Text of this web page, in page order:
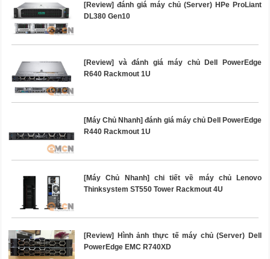
[Review] đánh giá máy chủ (Server) HPe ProLiant
DL380 Gen10
[Review] và đánh giá máy chủ Dell PowerEdge
R640 Rackmout 1U
[Máy Chủ Nhanh] đánh giá máy chủ Dell PowerEdge
R440 Rackmout 1U
[Máy Chủ Nhanh] chi tiết về máy chủ Lenovo
Thinksystem ST550 Tower Rackmout 4U
[Review] Hình ảnh thực tế máy chủ (Server) Dell
PowerEdge EMC R740XD